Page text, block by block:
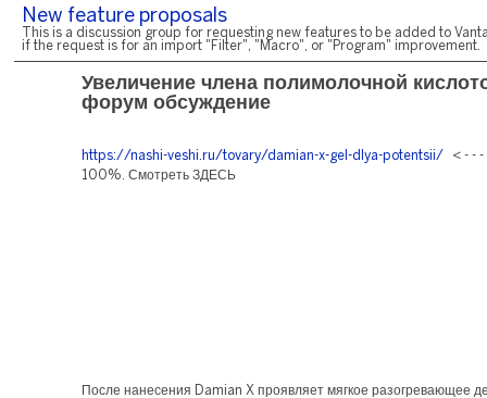
New feature proposals
This is a discussion group for requesting new features to be added to
if the request is for an import "Filter", "Macro", or "Program" improvement.
Увеличение члена полимолочной
форум обсуждение
https://nashi-veshi.ru/tovary/damian-x-gel-dlya-potentsii/ < - - -
100%. Смотреть ЗДЕСЬ
После нанесения Damian X проявляет мягкое разогревающее